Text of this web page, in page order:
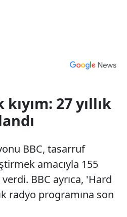
27 yıllık
BBC, tasarruf
amacıyla 155
verdi. BBC ayrıca, 'Hard
radyo programına son